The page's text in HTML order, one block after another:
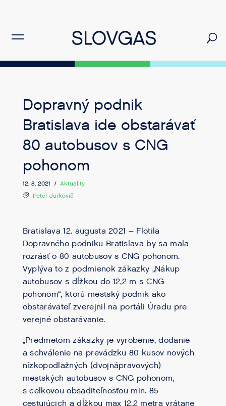
Dopravný podnik
Bratislava ide obstarávať
80 autobusov s CNG
pohonom
12. 8. 2021 / Aktuality
Peter Jurkovič
Bratislava 12. augusta 2021 – Flotila
Dopravného podniku Bratislava by sa mala
rozrásť o 80 autobusov s CNG pohonom.
Vyplýva to z podmienok zákazky „Nákup
autobusov s dĺžkou do 12,2 m s CNG
pohonom“, ktorú mestský podnik ako
obstarávateľ zverejnil na portáli Úradu pre
verejné obstarávanie.
„Predmetom zákazky je vyrobenie, dodanie
a schválenie na prevádzku 80 kusov nových
nízkopodlažných (dvojnápravových)
mestských autobusov s CNG pohonom,
s celkovou obsaditeľnosťou min. 85
cestujúcich a dĺžkou max 12,2 metra vrátane